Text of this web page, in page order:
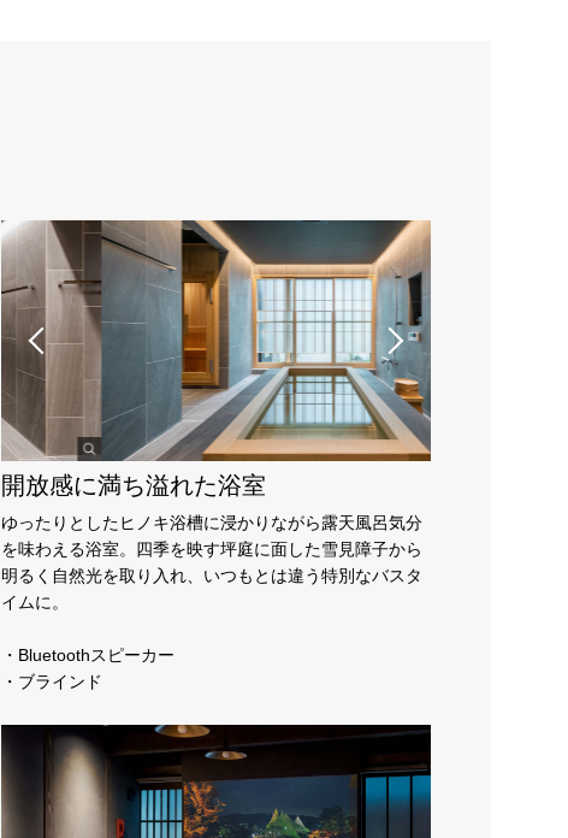
開放感に満ち溢れた浴室
ゆったりとしたヒノキ浴槽に浸かりながら露天風呂気分
を味わえる浴室。四季を映す坪庭に面した雪見障子から
明るく自然光を取り入れ、いつもとは違う特別なバスタ
イムに。
・Bluetoothスピーカー
・ブラインド